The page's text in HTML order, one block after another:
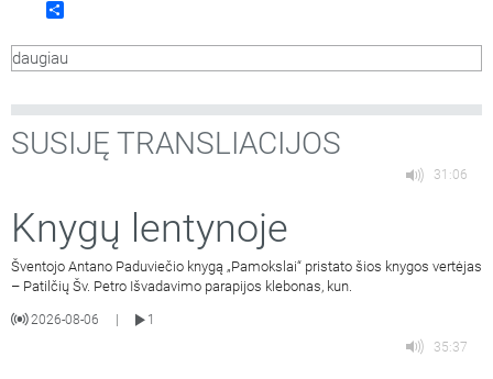
bažnyčios.Vyks Porciunkulės atlaidų šventė ir Šv.
Šv. Mišias celebruoja ir homiliją sako provincijos ministras br.
daugiau
SUSIJĘ TRANSLIACIJOS
31:06
Knygų lentynoje
Šventojo Antano Paduviečio knygą „Pamokslai“ pristato šios knygos vertėjas
– Patilčių Šv. Petro Išvadavimo parapijos klebonas, kun.
2026-08-06
1
35:37